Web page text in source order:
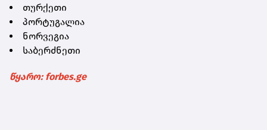
თურქეთი
პორტუგალია
ნორვეგია
საბერძნეთი
წყარო: forbes.ge